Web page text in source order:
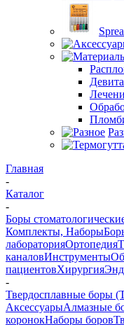
Главная
-
Каталог
-
Боры
Комплекты, Наборы
лабораторияОртопедия
каналовИнструменты
пациентовХирургия
-
Твердосплавные боры
АксессуарыАлмазные
коронокНаборы боров